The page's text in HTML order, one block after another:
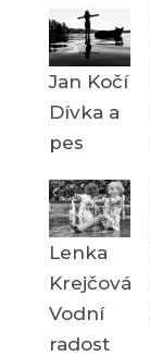
Jan Kočí
Dívka a
pes
Lenka
Krejčová
Vodní
radost